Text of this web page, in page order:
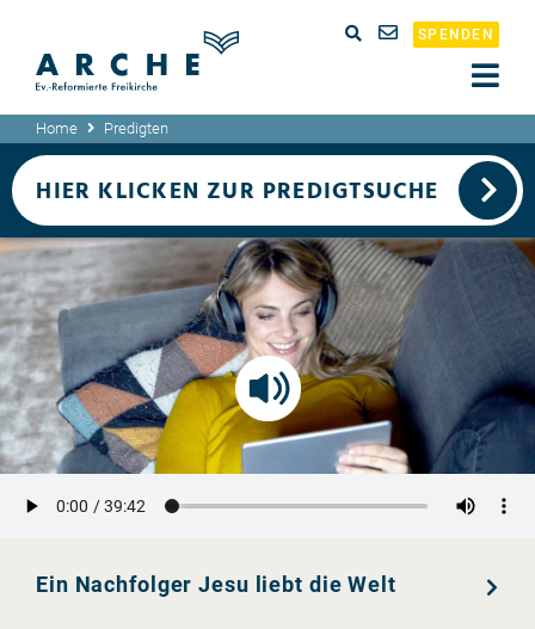
SPENDEN
Home Predigten
Ein Nachfolger Jesu liebt die Welt
HIER KLICKEN ZUR PREDIGTSUCHE